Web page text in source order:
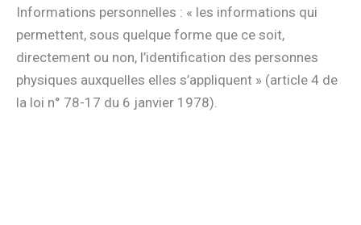
Informations personnelles : « les informations qui
permettent, sous quelque forme que ce soit,
directement ou non, l’identification des personnes
physiques auxquelles elles s’appliquent » (article 4 de
la loi n° 78-17 du 6 janvier 1978).